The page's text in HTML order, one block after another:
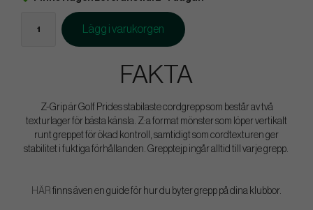
Lägg i varukorgen
FAKTA
Z-Grip är Golf Prides stabilaste cordgrepp som består av två
texturlager för bästa känsla. Z:a format mönster som löper vertikalt
runt greppet för ökad kontroll, samtidigt som cordtexturen ger
stabilitet i fuktiga förhållanden. Grepptejp ingår alltid till varje grepp.
HÄR finns även en guide för hur du byter grepp på dina klubbor.